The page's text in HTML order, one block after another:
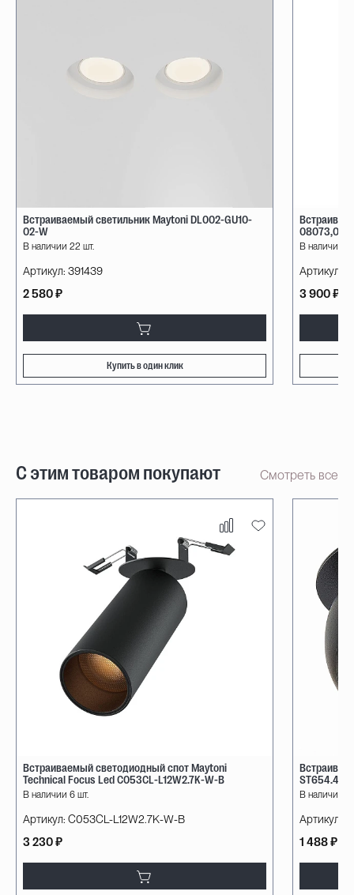
Встраиваемый светильник Maytoni DL002-GU10-
02-W
В наличии 22 шт.
Артикул: 391439
2 580 ₽
Купить в один клик
08073,01
В наличии
Артикул:
3 900 ₽
С этим товаром покупают Смотреть все
Встраиваемый светодиодный спот Maytoni
Technical Focus Led C053CL-L12W2.7K-W-B
В наличии 6 шт.
Артикул: C053CL-L12W2.7K-W-B
3 230 ₽
В наличии
Артикул:
1 488 ₽